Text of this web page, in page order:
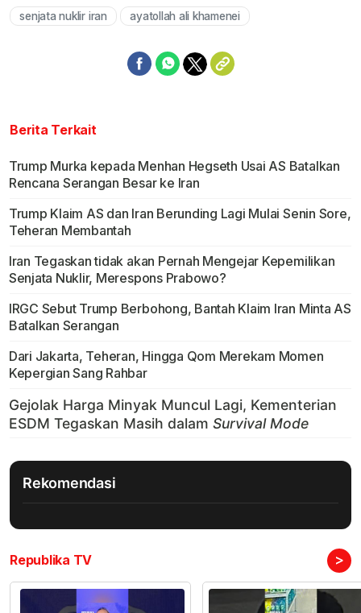
senjata nuklir iran ayatollah ali khamenei
Berita Terkait
Trump Murka kepada Menhan Hegseth Usai AS Batalkan
Rencana Serangan Besar ke Iran
Trump Klaim AS dan Iran Berunding Lagi Mulai Senin Sore,
Teheran Membantah
Iran Tegaskan tidak akan Pernah Mengejar Kepemilikan
Senjata Nuklir, Merespons Prabowo?
IRGC Sebut Trump Berbohong, Bantah Klaim Iran Minta AS
Batalkan Serangan
Dari Jakarta, Teheran, Hingga Qom Merekam Momen
Kepergian Sang Rahbar
Rekomendasi
Republika TV >